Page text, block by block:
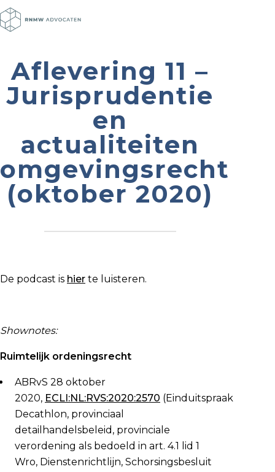
Aflevering 11 –
Jurisprudentie
en
actualiteiten
omgevingsrecht
(oktober 2020)
De podcast is hier te luisteren.
Shownotes:
Ruimtelijk ordeningsrecht
ABRvS 28 oktober
2020, ECLI:NL:RVS:2020:2570 (Einduitspraak
Decathlon, provinciaal
detailhandelsbeleid, provinciale
verordening als bedoeld in art. 4.1 lid 1
Wro, Dienstenrichtlijn, Schorsingsbesluit